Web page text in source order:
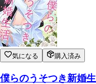
気になる 購入済み
僕らのうそつき新婚